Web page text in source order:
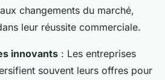
changements du marché,
leur réussite commerciale.
innovants : Les entreprises
souvent leurs offres pour